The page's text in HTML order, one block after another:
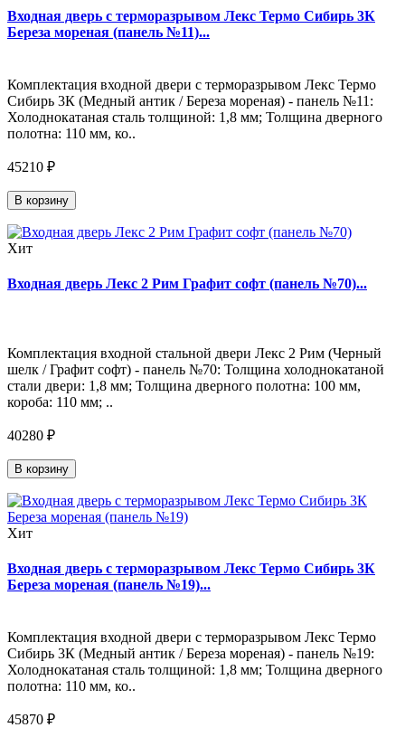
Входная дверь с терморазрывом Лекс Термо Сибирь 3К
Береза мореная (панель №11)...
Комплектация входной двери с терморазрывом Лекс Термо
Сибирь 3К (Медный антик / Береза мореная) - панель №11:
Холоднокатаная сталь толщиной: 1,8 мм; Толщина дверного
полотна: 110 мм, ко..
45210 ₽
В корзину
Хит
Входная дверь Лекс 2 Рим Графит софт (панель №70)...
Комплектация входной стальной двери Лекс 2 Рим (Черный
шелк / Графит софт) - панель №70: Толщина холоднокатаной
стали двери: 1,8 мм; Толщина дверного полотна: 100 мм,
короба: 110 мм; ..
40280 ₽
В корзину
Хит
Входная дверь с терморазрывом Лекс Термо Сибирь 3К
Береза мореная (панель №19)...
Комплектация входной двери с терморазрывом Лекс Термо
Сибирь 3К (Медный антик / Береза мореная) - панель №19:
Холоднокатаная сталь толщиной: 1,8 мм; Толщина дверного
полотна: 110 мм, ко..
45870 ₽